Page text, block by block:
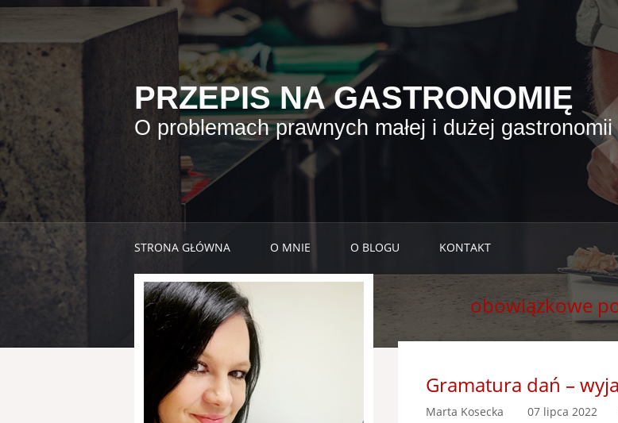
PRZEPIS NA GASTRONOMIĘ
O problemach prawnych małej i dużej gastronomii
STRONA GŁÓWNA O MNIE O BLOGU KONTAKT
obowiązkowe
Gramatura dań –
Marta Kosecka 07 lipca 2022